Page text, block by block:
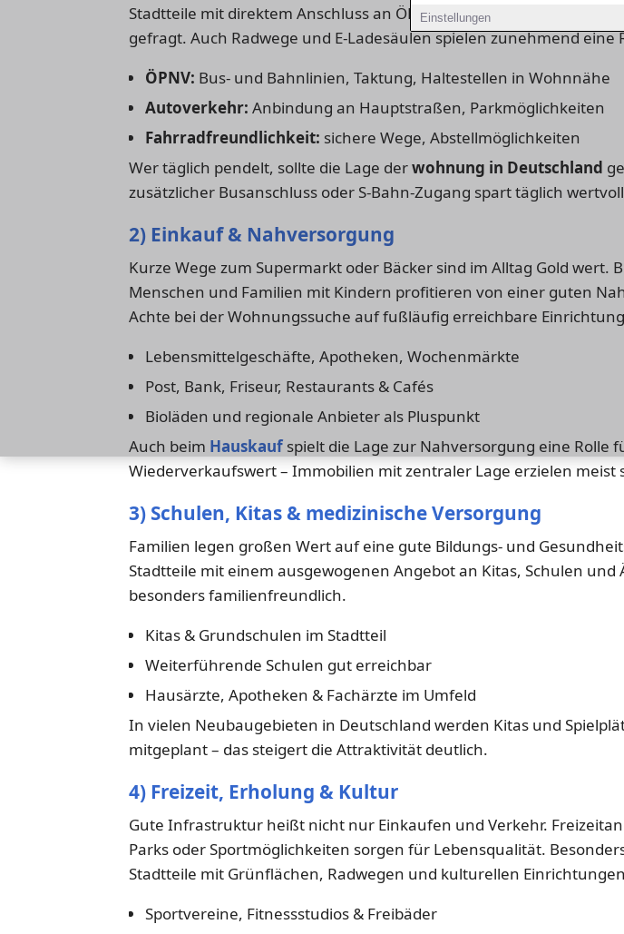
Einstellungen
Stadtteile mit direktem Anschluss an ÖPNV, Bahn oder Autobahn
gefragt. Auch Radwege und E-Ladesäulen spielen zunehmend eine
ÖPNV: Bus- und Bahnlinien, Taktung, Haltestellen in Wohnnähe
Autoverkehr: Anbindung an Hauptstraßen, Parkmöglichkeiten
Fahrradfreundlichkeit: sichere Wege, Abstellmöglichkeiten
Wer täglich pendelt, sollte die Lage derwohnung in Deutschland
zusätzlicher Busanschluss oder S-Bahn-Zugang spart täglich
2) Einkauf & Nahversorgung
Kurze Wege zum Supermarkt oder Bäcker sind im Alltag Gold wert.
Menschen und Familien mit Kindern profitieren von einer guten
Achte bei der Wohnungssuche auf fußläufig erreichbare
Lebensmittelgeschäfte, Apotheken, Wochenmärkte
Post, Bank, Friseur, Restaurants & Cafés
Bioläden und regionale Anbieter als Pluspunkt
Auch beim Hauskauf spielt die Lage zur Nahversorgung eine Rolle
Wiederverkaufswert – Immobilien mit zentraler Lage erzielen meist
3) Schulen, Kitas & medizinische Versorgung
Familien legen großen Wert auf eine gute Bildungs- und
Stadtteile mit einem ausgewogenen Angebot an Kitas, Schulen und
besonders familienfreundlich.
Kitas & Grundschulen im Stadtteil
Weiterführende Schulen gut erreichbar
Hausärzte, Apotheken & Fachärzte im Umfeld
In vielen Neubaugebieten in Deutschland werden Kitas und
mitgeplant – das steigert die Attraktivität deutlich.
4) Freizeit, Erholung & Kultur
Gute Infrastruktur heißt nicht nur Einkaufen und Verkehr.
Parks oder Sportmöglichkeiten sorgen für Lebensqualität.
Stadtteile mit Grünflächen, Radwegen und kulturellen
Sportvereine, Fitnessstudios & Freibäder